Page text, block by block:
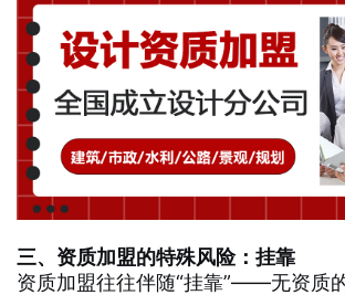
三、资质加盟的特殊风险：挂靠
资质加盟往往伴随“挂靠”——无资质